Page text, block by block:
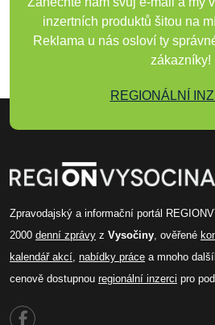
inzertních produktů šitou na
Reklama u nás osloví ty
zákazníky!
REGIONÁLNÍ
Zpravodajský a informační portál
2000 denní zprávy z Vysočiny , ověřené
kalendář akcí nabídky práce a mnoho
cenově dostupnou regionální inzerci pro